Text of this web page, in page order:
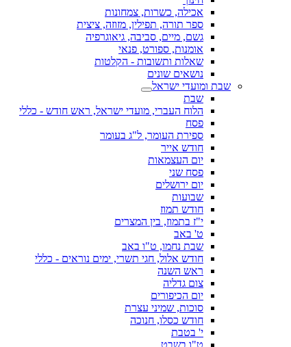
אכילה, כשרות, צמחונות
ספר תורה, תפילין, מזוזה, ציצית
גשם, מיים, סביבה, גיאוגרפיה
אומנות, ספורט, פנאי
שאלות ותשובות - הקלטות
נושאים שונים
שבת ומועדי ישראל
שבת
הלוח העברי, מועדי ישראל, ראש חודש - כללי
פסח
ספירת העומר, ל"ג בעומר
חודש אייר
יום העצמאות
פסח שני
יום ירושלים
שבועות
חודש תמוז
י"ז בתמוז, בין המצרים
ט' באב
שבת נחמו, ט"ו באב
חודש אלול, חגי תשרי, ימים נוראים - כללי
ראש השנה
צום גדליה
יום הכיפורים
סוכות, שמיני עצרת
חודש כסלו, חנוכה
י' בטבת
ט"ו בשבט